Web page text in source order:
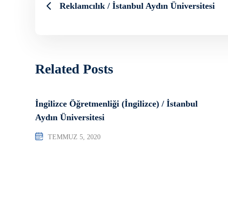
Reklamcılık / İstanbul Aydın Üniversitesi
Related Posts
İngilizce Öğretmenliği (İngilizce) / İstanbul
Aydın Üniversitesi
TEMMUZ 5, 2020